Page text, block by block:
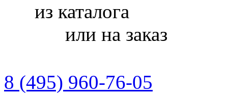
из каталога
или на заказ
8 (495) 960-76-05